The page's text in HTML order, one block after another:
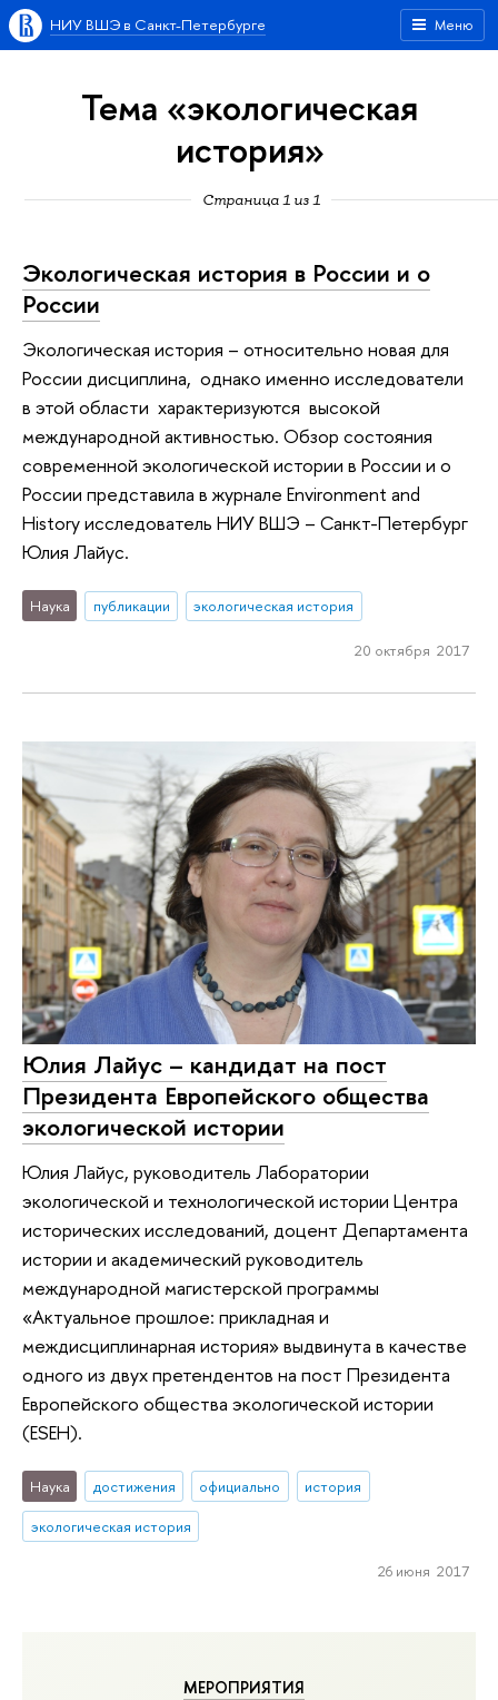
Меню
НИУ ВШЭ в Санкт-Петербурге
Тема «экологическая
история»
Страница 1 из 1
МЕРОПРИЯТИЯ
Экологическая история в России и о
России
Экологическая история – относительно новая для
России дисциплина, однако именно исследователи
в этой области характеризуются высокой
международной активностью. Обзор состояния
современной экологической истории в России и о
России представила в журнале Environment and
History исследователь НИУ ВШЭ – Санкт-Петербург
Юлия Лайус.
Наука публикации экологическая история
20 октября 2017
Юлия Лайус – кандидат на пост
Президента Европейского общества
экологической истории
Юлия Лайус, руководитель Лаборатории
экологической и технологической истории Центра
исторических исследований, доцент Департамента
истории и академический руководитель
международной магистерской программы
«Актуальное прошлое: прикладная и
междисциплинарная история» выдвинута в качестве
одного из двух претендентов на пост Президента
Европейского общества экологической истории
(ESEH).
Наука достижения официально
история
экологическая история
26 июня 2017